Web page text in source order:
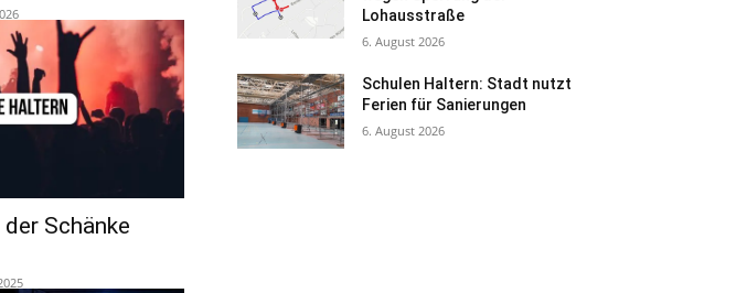
Schänke
Lohausstraße
6. August 2026
Schulen Haltern: Stadt nutzt
Ferien für Sanierungen
6. August 2026